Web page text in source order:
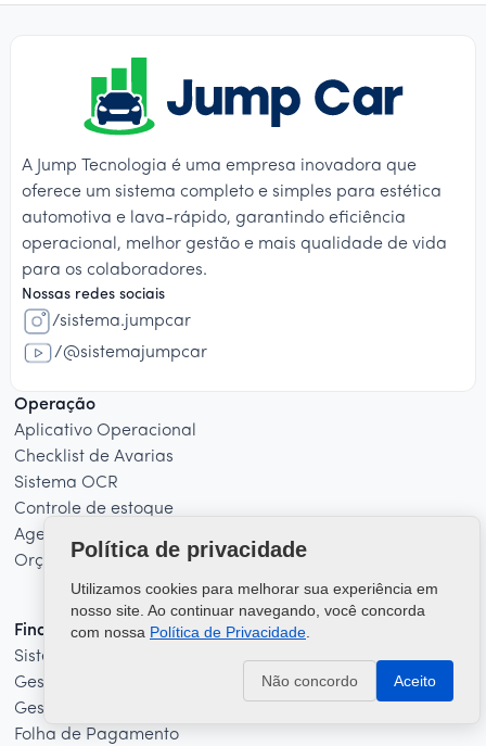
A Jump Tecnologia é uma empresa inovadora que
oferece um sistema completo e simples para estética
automotiva e lava-rápido, garantindo eficiência
operacional, melhor gestão e mais qualidade de vida
para os colaboradores.
Nossas redes sociais
/sistema.jumpcar
/@sistemajumpcar
Operação
Aplicativo Operacional
Checklist de Avarias
Sistema OCR
Controle de estoque
Agendamento
Orçamento
Financeiro
Sistema Administrativo
Gestão de Cliente pós-pago
Gestão de Comissão
Folha de Pagamento
Política de privacidade
Utilizamos cookies para melhorar sua experiência em
nosso site. Ao continuar navegando, você concorda
com nossa Política de Privacidade
Não concordo Aceito